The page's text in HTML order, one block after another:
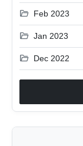
folder_open Feb 2023
folder_open Jan 2023
folder_open Dec 2022